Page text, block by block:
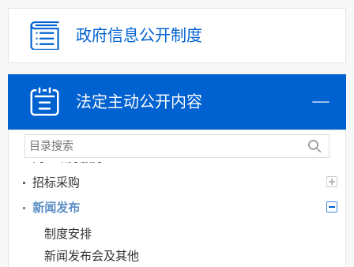
政府信息公开制度
法定主动公开内容
乡村振兴（精准脱贫）
权责清单和动态调
行政权力运行
“双随机、一公开”
网上政务服务
招标采购
新闻发布
制度安排
新闻发布会及其他